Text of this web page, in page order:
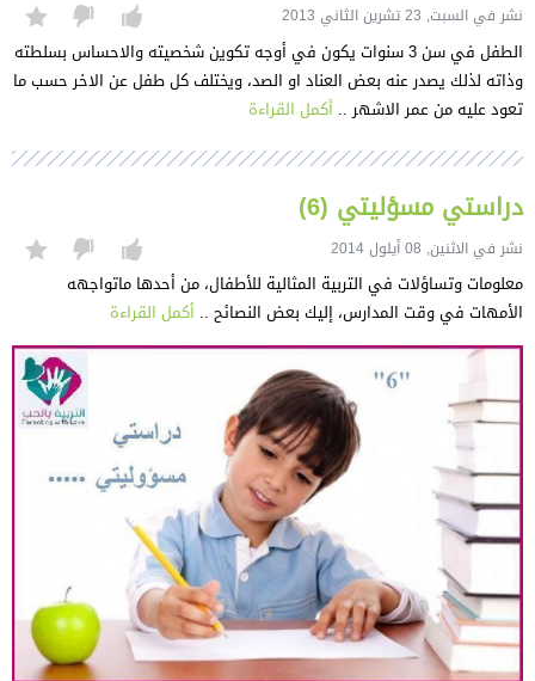
نشر في السبت, 23 تشرين الثاني 2013
الطفل في سن 3 سنوات يكون في أوجه تكوين شخصيته والاحساس بسلطته
وذاته لذلك يصدر عنه بعض العناد او الصد، ويختلف كل طفل عن الاخر حسب ما
تعود عليه من عمر الاشهر .. أكمل القراءة
دراستي مسؤليتي (6)
نشر في الاثنين, 08 أيلول 2014
معلومات وتساؤلات في التربية المثالية للأطفال، من أحدها ماتواجهه
الأمهات في وقت المدارس، إليك بعض النصائح .. أكمل القراءة